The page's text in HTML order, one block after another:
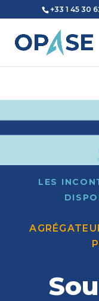
+33 1 45 30
LES